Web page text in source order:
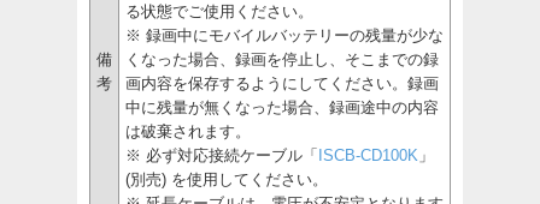
備
考
る状態でご使用ください。
※ 録画中にモバイルバッテリーの残量が少な
くなった場合、録画を停止し、そこまでの録
画内容を保存するようにしてください。録画
中に残量が無くなった場合、録画途中の内容
は破棄されます。
※ 必ず対応接続ケーブル「 ISCB-CD100K 」
(別売) を使用してください。